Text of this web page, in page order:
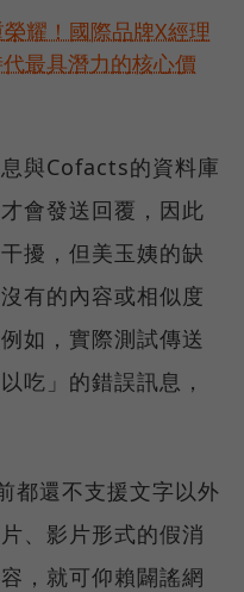
耀！國際品牌X經理
最具潛力的核心價
與Cofacts的資料庫
會發送回覆，因此
擾，但美玉姨的缺
有的內容或相似度
如，實際測試傳送
吃」的錯誤訊息，
都還不支援文字以外
、影片形式的假消
，就可仰賴闢謠網